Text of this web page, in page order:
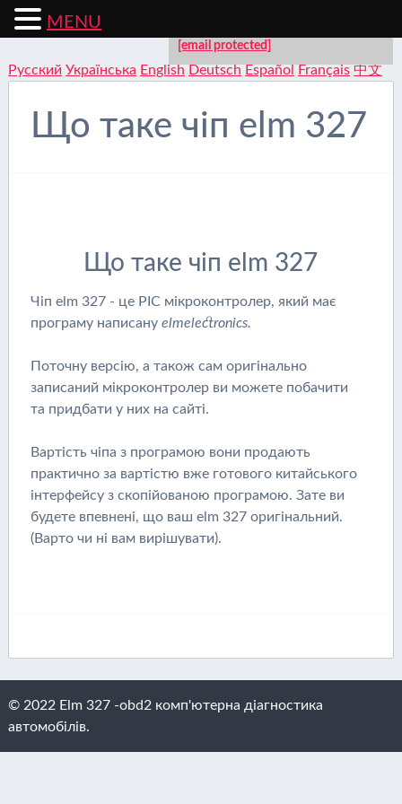
Русский Українська English Deutsch Español Français 中文
Що таке чіп elm 327
Що таке чіп elm 327
Чіп elm 327 - це PIC мікроконтролер, який має
програму написану elmelectronics.
Поточну версію, а також сам оригінально
записаний мікроконтролер ви можете побачити
та придбати у них на сайті.
Вартість чіпа з програмою вони продають
практично за вартістю вже готового китайського
інтерфейсу з скопійованою програмою. Зате ви
будете впевнені, що ваш elm 327 оригінальний.
(Варто чи ні вам вирішувати).
© 2022 Elm 327 -obd2 комп'ютерна діагностика
автомобілів.
MENU
[email protected]